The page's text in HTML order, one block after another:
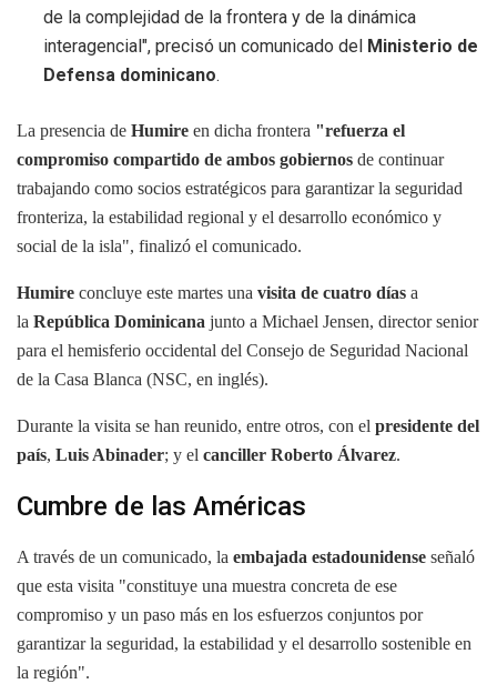
de la complejidad de la frontera y de la dinámica
interagencial", precisó un comunicado del Ministerio de
Defensa dominicano.
La presencia de Humire en dicha frontera "refuerza el
compromiso compartido de ambos gobiernos de continuar
trabajando como socios estratégicos para garantizar la seguridad
fronteriza, la estabilidad regional y el desarrollo económico y
social de la isla", finalizó el comunicado.
Humire concluye este martes una visita de cuatro días a
la República Dominicana junto a Michael Jensen, director senior
para el hemisferio occidental del Consejo de Seguridad Nacional
de la Casa Blanca (NSC, en inglés).
Durante la visita se han reunido, entre otros, con el presidente del
país, Luis Abinader; y el canciller Roberto Álvarez.
Cumbre de las Américas
A través de un comunicado, la embajada estadounidense señaló
que esta visita "constituye una muestra concreta de ese
compromiso y un paso más en los esfuerzos conjuntos por
garantizar la seguridad, la estabilidad y el desarrollo sostenible en
la región".